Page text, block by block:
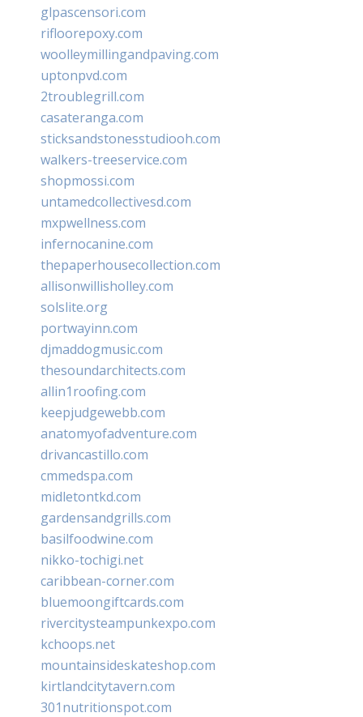
glpascensori.com
rifloorepoxy.com
woolleymillingandpaving.com
uptonpvd.com
2troublegrill.com
casateranga.com
sticksandstonesstudiooh.com
walkers-treeservice.com
shopmossi.com
untamedcollectivesd.com
mxpwellness.com
infernocanine.com
thepaperhousecollection.com
allisonwillisholley.com
solslite.org
portwayinn.com
djmaddogmusic.com
thesoundarchitects.com
allin1roofing.com
keepjudgewebb.com
anatomyofadventure.com
drivancastillo.com
cmmedspa.com
midletontkd.com
gardensandgrills.com
basilfoodwine.com
nikko-tochigi.net
caribbean-corner.com
bluemoongiftcards.com
rivercitysteampunkexpo.com
kchoops.net
mountainsideskateshop.com
kirtlandcitytavern.com
301nutritionspot.com